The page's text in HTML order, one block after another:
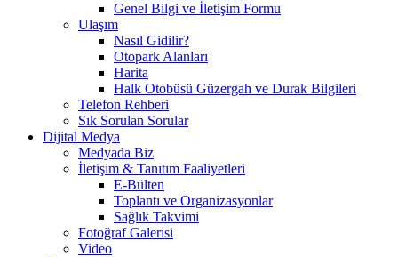
Genel Bilgi ve İletişim Formu
Ulaşım
Nasıl Gidilir?
Otopark Alanları
Harita
Halk Otobüsü Güzergah ve Durak Bilgileri
Telefon Rehberi
Sık Sorulan Sorular
Dijital Medya
Medyada Biz
İletişim & Tanıtım Faaliyetleri
E-Bülten
Toplantı ve Organizasyonlar
Sağlık Takvimi
Fotoğraf Galerisi
Video